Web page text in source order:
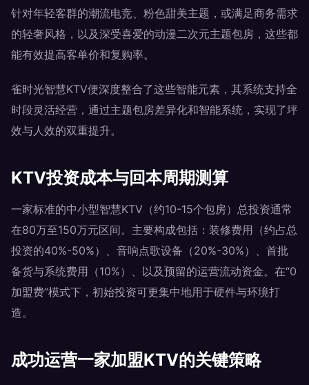
针对年轻客群的潮流电竞、粉色甜美主题，或满足商务需求
的轻奢风格，以及深受喜爱的动漫二次元主题包房，这些都
能有效提高客单价和复购率。
雀时光智慧KTV便深度整合了这些智能元素，其系统支持全
时段灵活经营，通过主题包房差异化和智能系统，实现了坪
效与人效的双重提升。
KTV投资成本与回本周期测算
一家标准的中小型智慧KTV（约10-15个包房）总投资通常
在80万至150万元区间。主要构成包括：装修费用（约占总
投资的40%-50%）、音响点歌设备（20%-30%）、首批
备货与系统费用（10%）、以及预留的运营流动资金。在“0
加盟费”模式下，初始投资可更集中地用于硬件与环境打
造。
成功运营一家加盟KTV的关键策略